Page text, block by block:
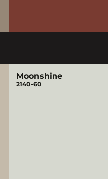
Moonshine
2140-60